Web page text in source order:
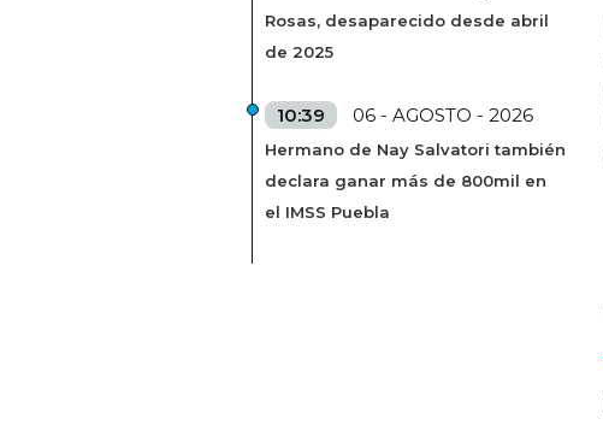
Rosas, desaparecido desde abril
de 2025
10:39 06 - AGOSTO - 2026
Hermano de Nay Salvatori también
declara ganar más de 800mil en
el IMSS Puebla